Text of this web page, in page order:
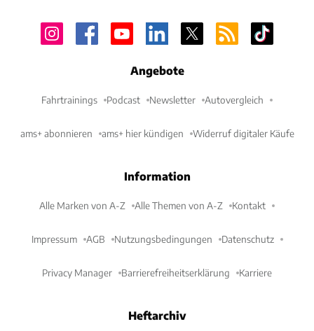
Angebote
Fahrtrainings Podcast Newsletter Autovergleich
ams+ abonnieren ams+ hier kündigen Widerruf digitaler Käufe
Information
Alle Marken von A-Z Alle Themen von A-Z Kontakt
Impressum AGB Nutzungsbedingungen Datenschutz
Privacy Manager Barrierefreiheitserklärung Karriere
Heftarchiv